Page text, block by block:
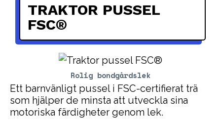
Rolig bondgårdslek
TRAKTOR PUSSEL
FSC®
Ett barnvänligt pussel i FSC-certifierat trä
som hjälper de minsta att utveckla sina
motoriska färdigheter genom lek.